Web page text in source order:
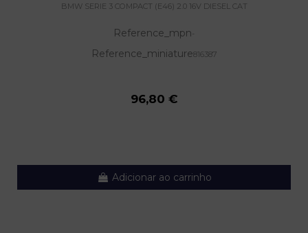
BMW SERIE 3 COMPACT (E46) 2.0 16V DIESEL CAT
Reference_mpn-
Reference_miniature816387
96,80 €
Adicionar ao carrinho